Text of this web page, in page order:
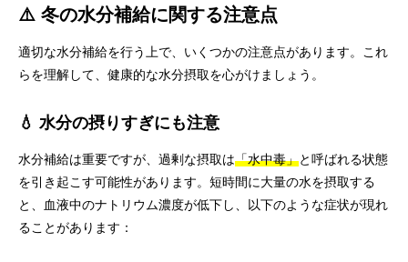
⚠️ 冬の水分補給に関する注意点
適切な水分補給を行う上で、いくつかの注意点があります。これ
らを理解して、健康的な水分摂取を心がけましょう。
💧 水分の摂りすぎにも注意
水分補給は重要ですが、過剰な摂取は「水中毒」と呼ばれる状態
を引き起こす可能性があります。短時間に大量の水を摂取する
と、血液中のナトリウム濃度が低下し、以下のような症状が現れ
ることがあります：